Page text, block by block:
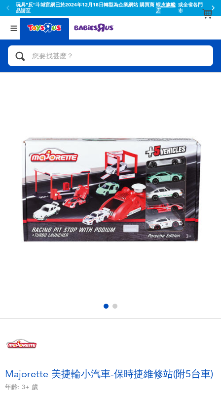
玩具"反"斗城官網已於2024年12月18日轉型為企業網站 購買商
品請至
蝦皮旗艦
店
或全省各門
市
返回
分類目錄
人氣英雄,角色扮演,射擊玩具
玩具車,貨車,火車及遙控系列
手工藝,文具,蠟筆,泥膠,畫板
娃娃, 芭比,收藏公仔
電子玩具
返回
品牌
Toy Story玩具總動員
Fuggler
Miniso名創優品
playpop
LEGO樂高
Majorette 美捷輪小汽車-保時捷維修站(附5台車)
年齡: 3+ 歲